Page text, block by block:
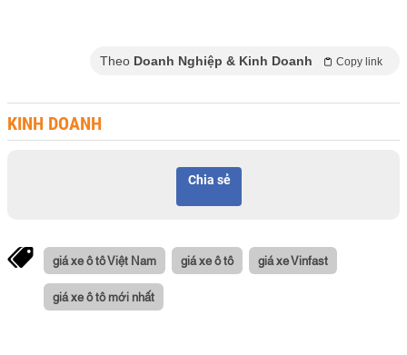
Theo Doanh Nghiệp & Kinh Doanh Copy link
KINH DOANH
Chia sẻ
giá xe ô tô Việt Nam giá xe ô tô giá xe Vinfast
giá xe ô tô mới nhất